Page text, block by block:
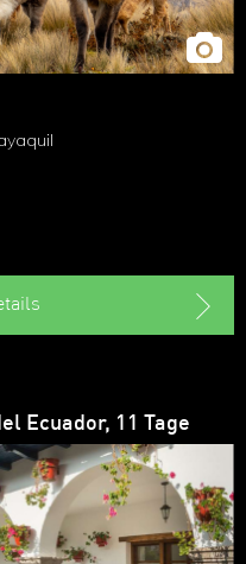
Ecuador, 11 Tage